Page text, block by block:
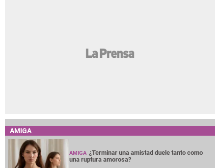
AMIGA
AMIGA ¿Terminar una amistad duele tanto como
una ruptura amorosa?